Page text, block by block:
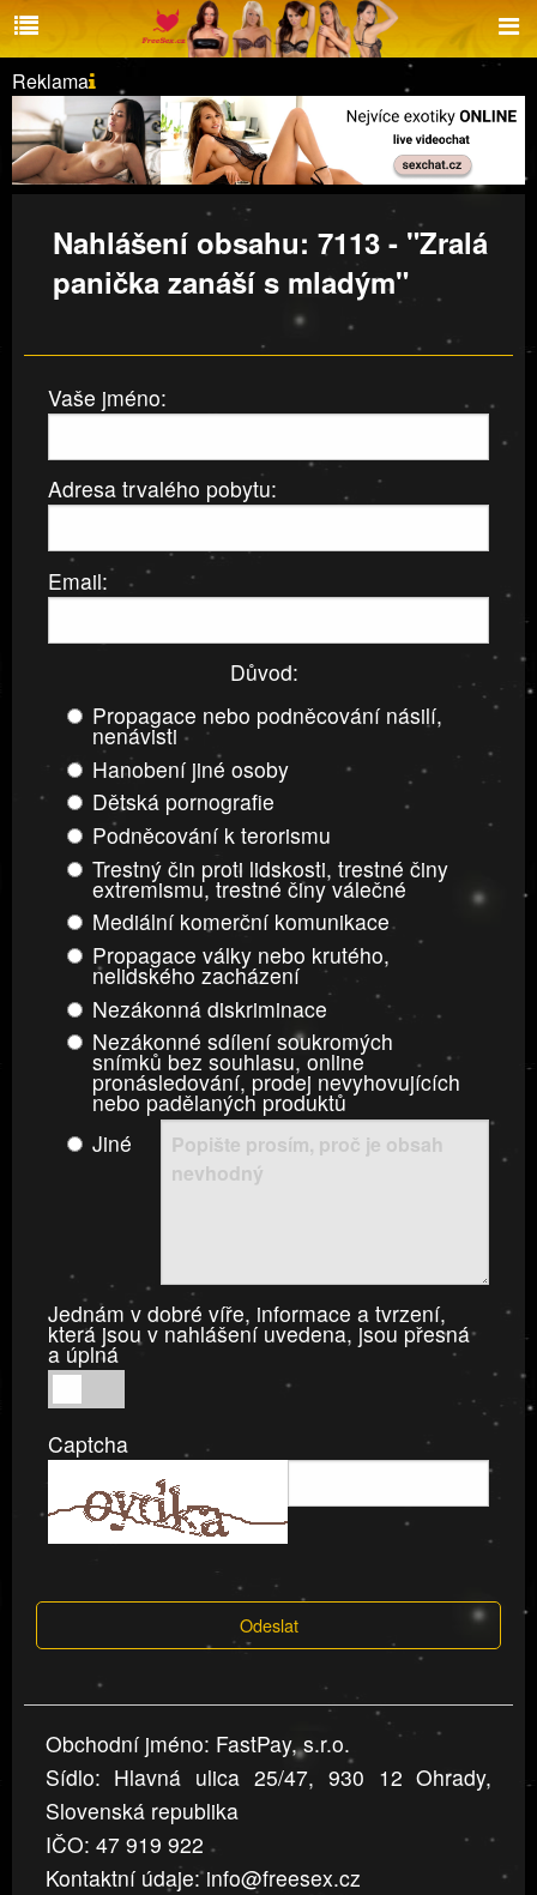
Reklama
Nahlášení obsahu: 7113 - "Zralá
panička zanáší s mladým"
Vaše jméno:
Adresa trvalého pobytu:
Email:
Důvod:
Propagace nebo podněcování násilí,
nenávisti
Hanobení jiné osoby
Dětská pornografie
Podněcování k terorismu
Trestný čin proti lidskosti, trestné činy
extremismu, trestné činy válečné
Mediální komerční komunikace
Propagace války nebo krutého,
nelidského zacházení
Nezákonná diskriminace
Nezákonné sdílení soukromých
snímků bez souhlasu, online
pronásledování, prodej nevyhovujících
nebo padělaných produktů
Jiné
Jednám v dobré víře, informace a tvrzení,
která jsou v nahlášení uvedena, jsou přesná
a úplná
v
dobré
informace
v
nahlášení
jsou
přesná
a
úplná
Captcha
Odeslat
Obchodní jméno: FastPay, s.r.o.
Sídlo: Hlavná ulica 25/47, 930 12 Ohrady,
Slovenská republika
IČO: 47 919 922
Kontaktní údaje: info@freesex.cz